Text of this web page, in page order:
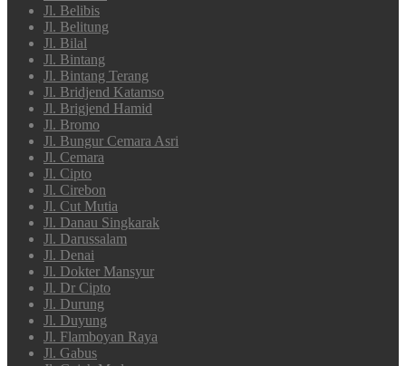
Jl. Belibis
Jl. Belitung
Jl. Bilal
Jl. Bintang
Jl. Bintang Terang
Jl. Bridjend Katamso
Jl. Brigjend Hamid
Jl. Bromo
Jl. Bungur Cemara Asri
Jl. Cemara
Jl. Cipto
Jl. Cirebon
Jl. Cut Mutia
Jl. Danau Singkarak
Jl. Darussalam
Jl. Denai
Jl. Dokter Mansyur
Jl. Dr Cipto
Jl. Durung
Jl. Duyung
Jl. Flamboyan Raya
Jl. Gabus